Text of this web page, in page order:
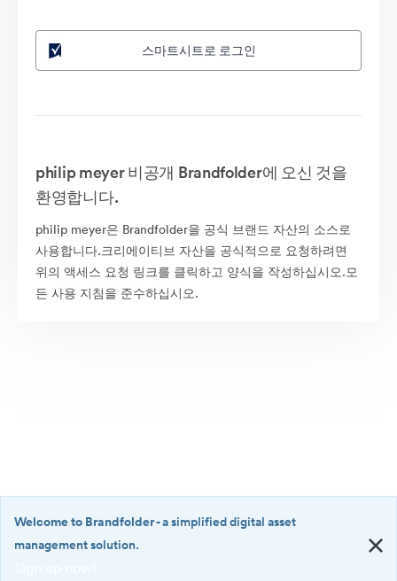
스마트시트로 로그인
philip meyer 비공개 Brandfolder에 오신 것을
환영합니다.
philip meyer은 Brandfolder을 공식 브랜드 자산의 소스로
사용합니다.크리에이티브 자산을 공식적으로 요청하려면
위의 액세스 요청 링크를 클릭하고 양식을 작성하십시오.모
든 사용 지침을 준수하십시오.
Welcome to Brandfolder- a simplified digital asset
management solution.